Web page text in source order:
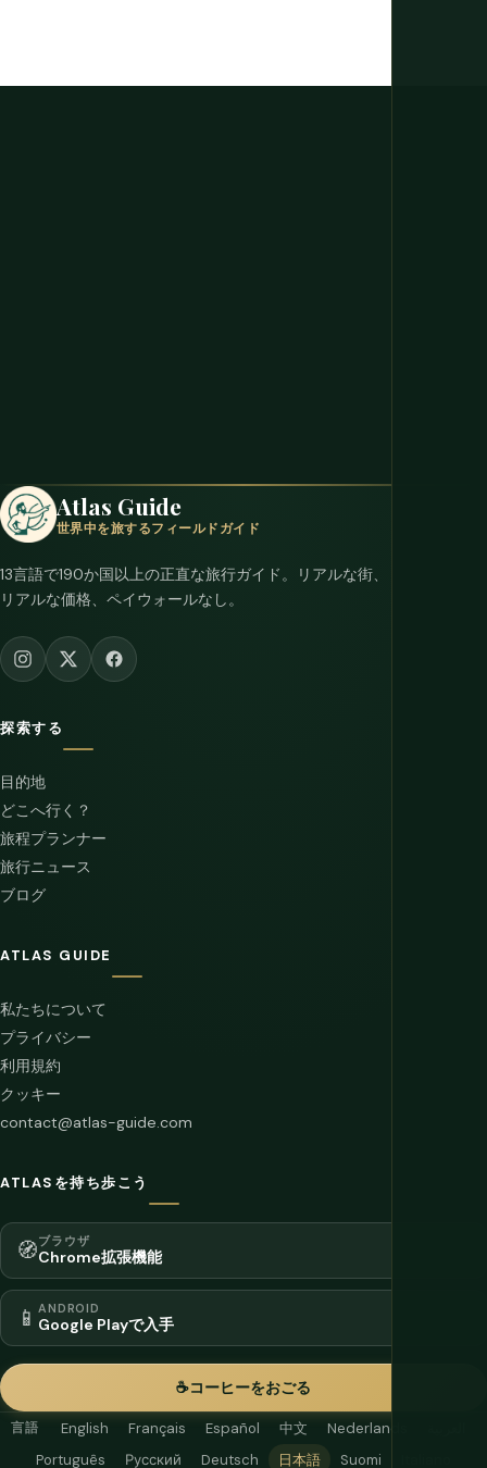
Atlas Guide
世界中を旅するフィールドガイド
13言語で190か国以上の正直な旅行ガイド。リアルな街、
リアルな価格、ペイウォールなし。
探索する
目的地
どこへ行く？
旅程プランナー
旅行ニュース
ブログ
ATLAS GUIDE
私たちについて
プライバシー
利用規約
クッキー
contact@atlas-guide.com
ATLASを持ち歩こう
🧭ブラウザ
Chrome拡張機能
📱 ANDROID
Google Playで入手
☕コーヒーをおごる
言語 English Français Español 中文 Nederlands
Português
Русский Deutsch 日本語 Suomi